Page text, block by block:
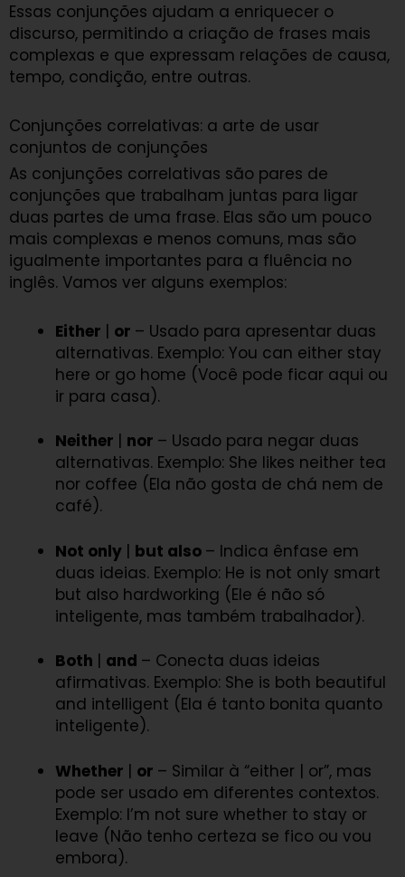
Essas conjunções ajudam a enriquecer o
discurso, permitindo a criação de frases mais
complexas e que expressam relações de causa,
tempo, condição, entre outras.
Conjunções correlativas: a arte de usar
conjuntos de conjunções
As conjunções correlativas são pares de
conjunções que trabalham juntas para ligar
duas partes de uma frase. Elas são um pouco
mais complexas e menos comuns, mas são
igualmente importantes para a fluência no
inglês. Vamos ver alguns exemplos:
Either | or – Usado para apresentar duas
alternativas. Exemplo: You can either stay
here or go home (Você pode ficar aqui ou
ir para casa).
Neither | nor – Usado para negar duas
alternativas. Exemplo: She likes neither tea
nor coffee (Ela não gosta de chá nem de
café).
Not only | but also – Indica ênfase em
duas ideias. Exemplo: He is not only smart
but also hardworking (Ele é não só
inteligente, mas também trabalhador).
Both | and – Conecta duas ideias
afirmativas. Exemplo: She is both beautiful
and intelligent (Ela é tanto bonita quanto
inteligente).
Whether | or – Similar à “either | or”, mas
pode ser usado em diferentes contextos.
Exemplo: I’m not sure whether to stay or
leave (Não tenho certeza se fico ou vou
embora).